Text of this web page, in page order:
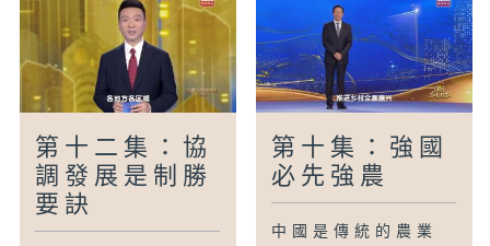
第十二集：協
調發展是制勝
要訣
第十集：強國
必先強農
中國是傳統的農業